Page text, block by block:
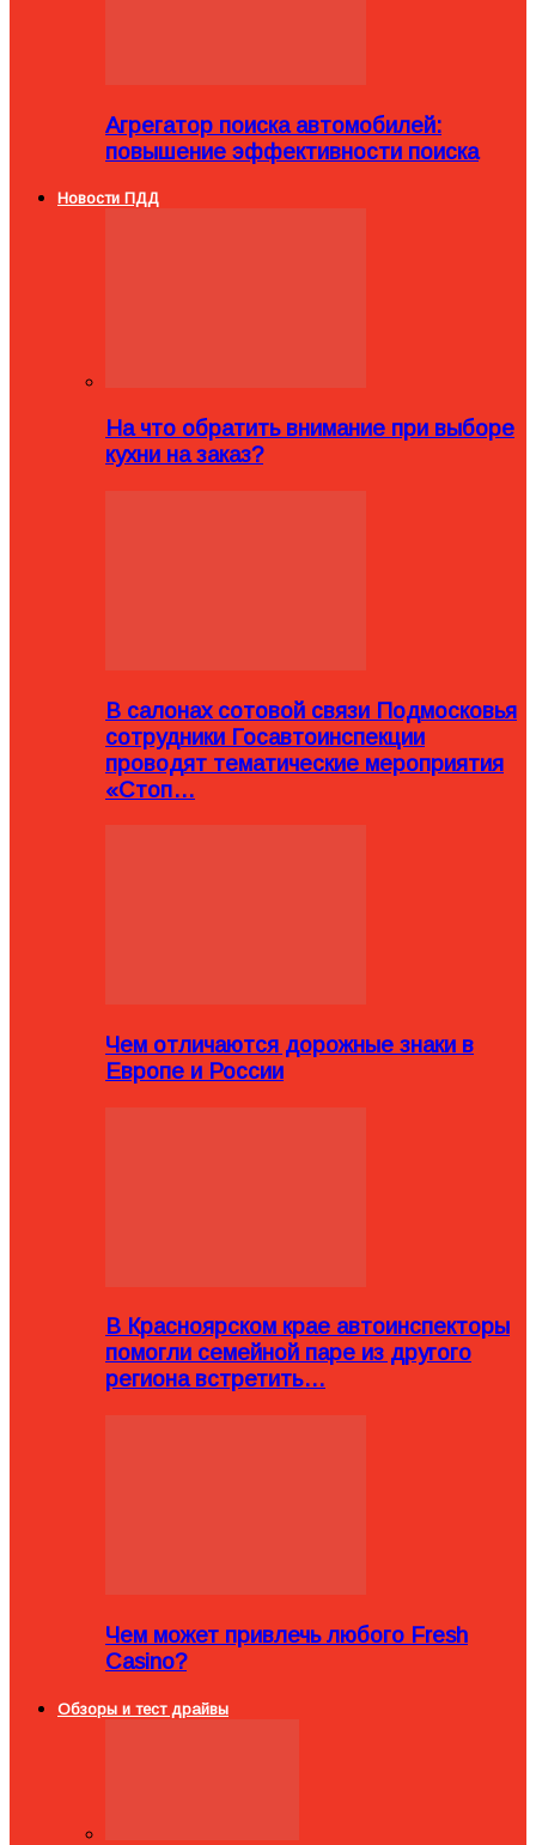
Агрегатор поиска автомобилей:
повышение эффективности поиска
Новости ПДД
На что обратить внимание при выборе
кухни на заказ?
В салонах сотовой связи Подмосковья
сотрудники Госавтоинспекции
проводят тематические мероприятия
«Стоп…
Чем отличаются дорожные знаки в
Европе и России
В Красноярском крае автоинспекторы
помогли семейной паре из другого
региона встретить…
Чем может привлечь любого Fresh
Casino?
Обзоры и тест драйвы